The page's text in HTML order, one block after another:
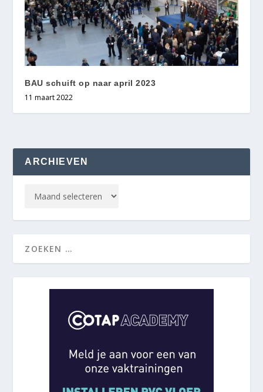
BAU schuift op naar april 2023
11 maart 2022
ARCHIEVEN